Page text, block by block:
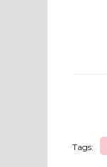
Tags: